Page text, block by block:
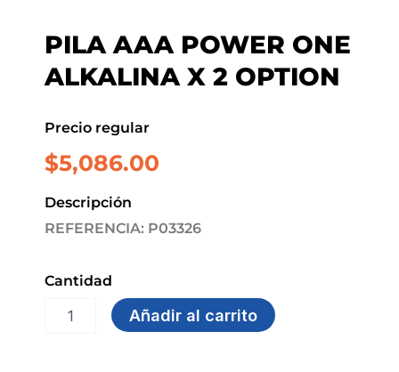
PILA AAA POWER ONE
ALKALINA X 2 OPTION
Precio regular
$5,086.00
Descripción
REFERENCIA: P03326
Cantidad
Añadir al carrito